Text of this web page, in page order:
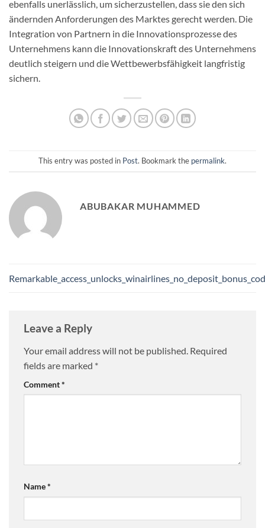
ebenfalls unerlässlich, um sicherzustellen, dass sie den sich
ändernden Anforderungen des Marktes gerecht werden. Die
Integration von Partnern in die Innovationsprozesse des
Unternehmens kann die Innovationskraft des Unternehmens
deutlich steigern und die Wettbewerbsfähigkeit langfristig
sichern.
This entry was posted in Post. Bookmark the permalink.
ABUBAKAR MUHAMMED
Leave a Reply
Your email address will not be published. Required
fields are marked *
Comment*
Name*